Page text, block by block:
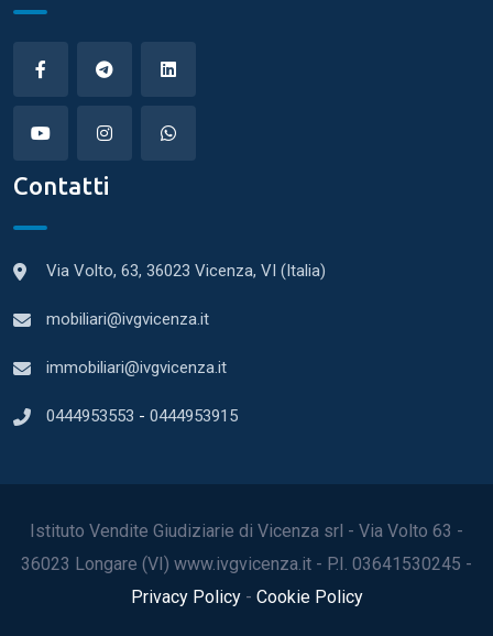
Contatti
Via Volto, 63, 36023 Vicenza, VI (Italia)
mobiliari@ivgvicenza.it
immobiliari@ivgvicenza.it
0444953553 - 0444953915
Istituto Vendite Giudiziarie di Vicenza srl - Via Volto 63 -
36023 Longare (VI) www.ivgvicenza.it - P.I. 03641530245 -
Privacy Policy - Cookie Policy